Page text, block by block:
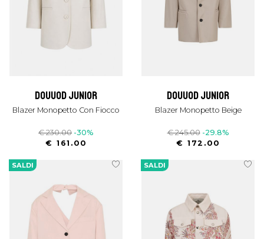
douuod junior
Blazer Monopetto Con Fiocco
€ 230.00 -30%
€ 161.00
douuod junior
Blazer Monopetto Beige
€ 245.00 -29.8%
€ 172.00
SALDI SALDI